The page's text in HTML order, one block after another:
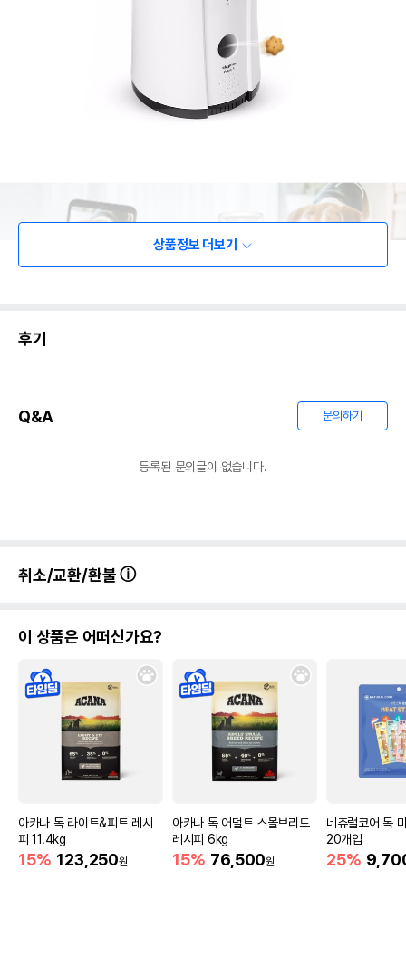
상품정보 더보기
후기
Q&A 문의하기
등록된 문의글이 없습니다.
취소/교환/환불
이 상품은 어떠신가요?
아카나 독 라이트&피트 레시
피 11.4kg
15% 123,250원
아카나 독 어덜트 스몰브리드
레시피 6kg
15% 76,500원
네츄럴코어 독
20개입
25%